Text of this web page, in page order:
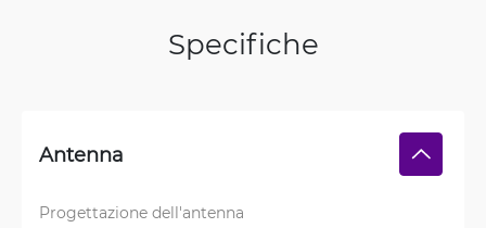
Specifiche
Antenna
Progettazione dell'antenna